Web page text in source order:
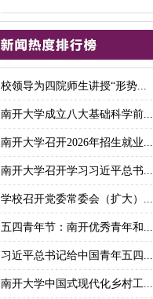
校领导为四院师生讲授“形势...
南开大学成立八大基础科学前...
南开大学召开2026年招生就业...
南开大学召开学习习近平总书...
学校召开党委常委会（扩大）...
五四青年节：南开优秀青年和...
习近平总书记给中国青年五四...
南开大学中国式现代化乡村工...